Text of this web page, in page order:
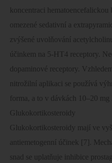
koncentraci
omezené sedativní a
zvýšené uvolňování
účinkem na 5-HT4 receptory.
dopaminové receptory.
nitrožilní aplikaci se používá
forma, a to v dávkách 10–20 mg
Glukokortikosteroidy
Glukokortikosteroidy mají ve
antiemetogenní účinek [7].
snad se uplatňuje inhibice